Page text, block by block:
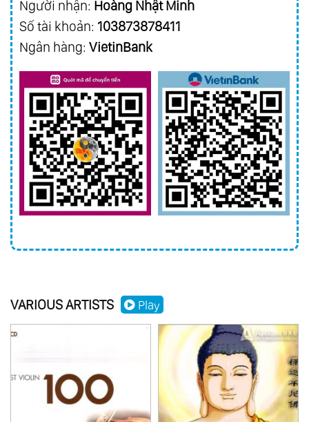
Người nhận: Hoàng Nhật Minh
Số tài khoản: 103873878411
Ngân hàng: VietinBank
VARIOUS ARTISTS Play